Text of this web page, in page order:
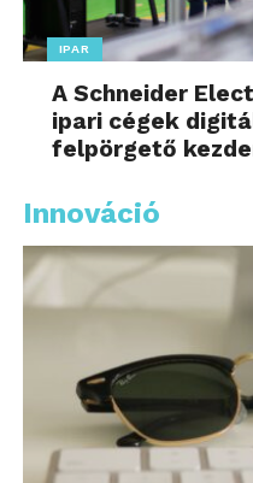
IPAR
A Schneider
ipari cégek
felpörgető
Innováció